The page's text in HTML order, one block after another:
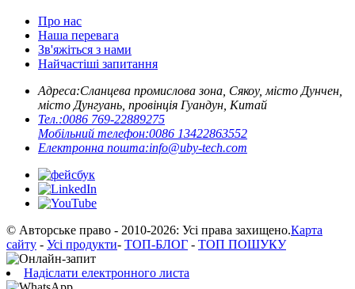
Про нас
Наша перевага
Зв'яжіться з нами
Найчастіші запитання
Адреса:Сланцева промислова зона, Сякоу, місто Дунчен,
місто Дунгуань, провінція Гуандун, Китай
Тел.:0086 769-22889275
Мобільний телефон:0086 13422863552
Електронна пошта:info@uby-tech.com
© Авторське право - 2010-2026: Усі права захищено.Карта
сайту - Усі продукти- ТОП-БЛОГ - ТОП ПОШУКУ
Надіслати електронного листа